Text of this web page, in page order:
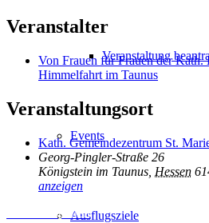
Veranstaltung
Events
Ausflugsziele
Veranstalter
Von Frauen für Frauen der
Himmelfahrt im Taunus
Veranstaltungsort
Kath. Gemeindezentrum St.
Georg-Pingler-Straße 26
Königstein im Taunus Hessen
anzeigen
Inhalt entsperren